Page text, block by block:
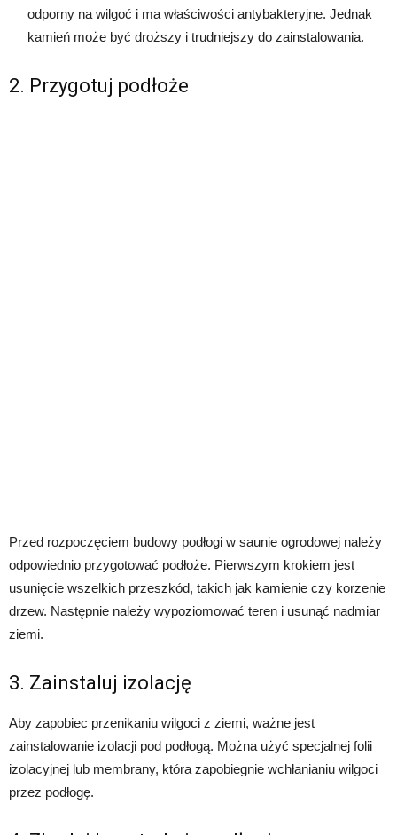
odporny na wilgoć i ma właściwości antybakteryjne. Jednak
kamień może być droższy i trudniejszy do zainstalowania.
2. Przygotuj podłoże
Przed rozpoczęciem budowy podłogi w saunie ogrodowej należy
odpowiednio przygotować podłoże. Pierwszym krokiem jest
usunięcie wszelkich przeszkód, takich jak kamienie czy korzenie
drzew. Następnie należy wypoziomować teren i usunąć nadmiar
ziemi.
3. Zainstaluj izolację
Aby zapobiec przenikaniu wilgoci z ziemi, ważne jest
zainstalowanie izolacji pod podłogą. Można użyć specjalnej folii
izolacyjnej lub membrany, która zapobiegnie wchłanianiu wilgoci
przez podłogę.